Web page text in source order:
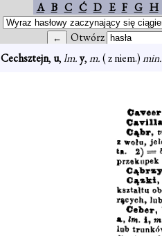
A B C Ć D E F G H
Otwórz
Cechsztejn, u,lm.y,m.( z niem.)min.